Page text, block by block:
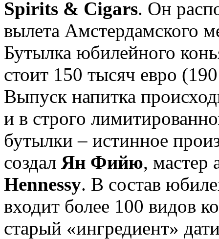
Spirits & Cigars. Он
вылета Амстердамского
Бутылка юбилейного
стоит 150 тысяч евро
Выпуск напитка
и в строго
бутылки – истинное
создал Ян Фийю, мастер
Hennessy. В состав
входит более 100 видов
старый «ингредиент»